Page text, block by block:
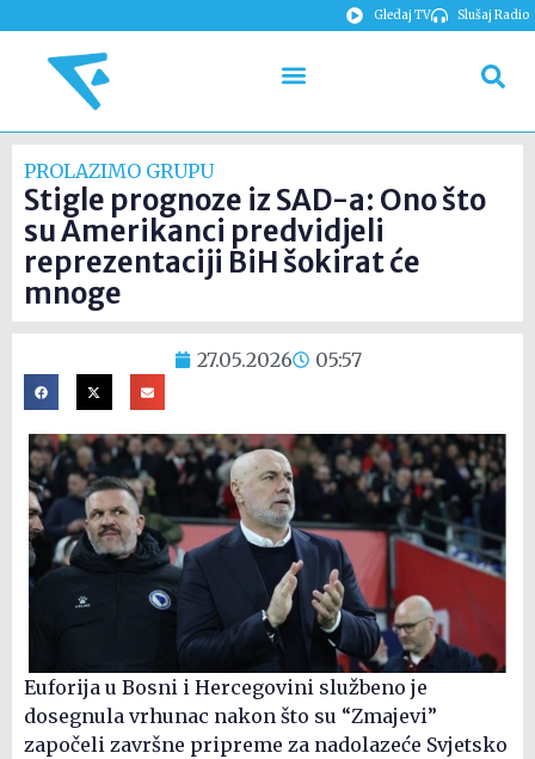
Gledaj TV Slušaj Radio
PROLAZIMO GRUPU
Stigle prognoze iz SAD-a: Ono što
su Amerikanci predvidjeli
reprezentaciji BiH šokirat će
mnoge
27.05.2026 05:57
Euforija u Bosni i Hercegovini službeno je
dosegnula vrhunac nakon što su “Zmajevi”
započeli završne pripreme za nadolazeće Svjetsko